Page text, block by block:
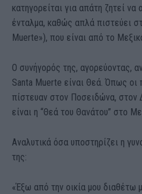
κατηγορείται για απάτη ζητεί
ένταλμα, καθώς απλά πιστεύει
Muerte»), που είναι από το
Ο συνήγορός της, αγορεύοντας,
Santa Muerte είναι Θεά. Όπως οι
πίστευαν στον Ποσειδώνα, στον
είναι η “Θεά του Θανάτου” στο
Αναλυτικά όσα υποστηρίζει η
της:
«Έξω από την οικία μου διαθέτω